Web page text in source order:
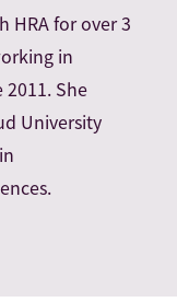
HRA for over 3
in
She
University